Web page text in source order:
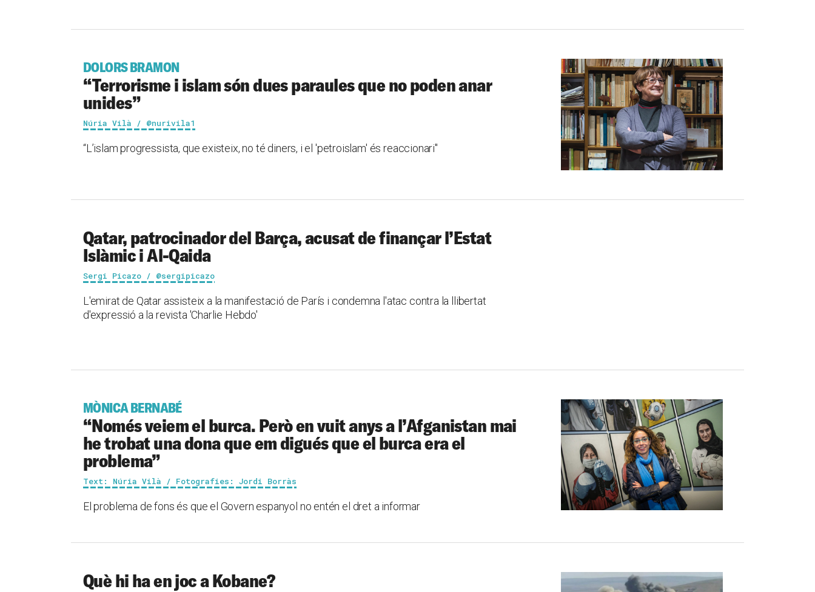
DOLORS BRAMON
“Terrorisme i islam són dues paraules que no poden anar
unides”
Núria Vilà / @nurivila1
“L’islam progressista, que existeix, no té diners, i el 'petroislam' és reaccionari"
Qatar, patrocinador del Barça, acusat de finançar l’Estat
Islàmic i Al-Qaida
Sergi Picazo / @sergipicazo
L'emirat de Qatar assisteix a la manifestació de París i condemna l'atac contra la llibertat
d'expressió a la revista 'Charlie Hebdo'
MÒNICA BERNABÉ
“Només veiem el burca. Però en vuit anys a l’Afganistan mai
he trobat una dona que em digués que el burca era el
problema”
Text: Núria Vilà / Fotografies: Jordi Borràs
El problema de fons és que el Govern espanyol no entén el dret a informar
Què hi ha en joc a Kobane?